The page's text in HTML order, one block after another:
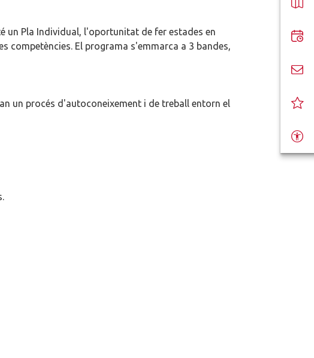
un Pla Individual, l'oportunitat de fer estades en
competències. El programa s'emmarca a 3 bandes,
un procés d'autoconeixement i de treball entorn el